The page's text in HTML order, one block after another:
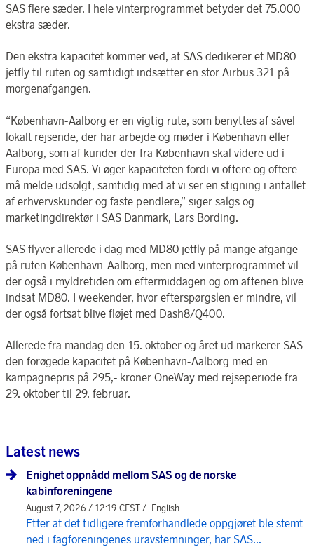
SAS flere sæder. I hele vinterprogrammet betyder det 75.000
ekstra sæder.
Den ekstra kapacitet kommer ved, at SAS dedikerer et MD80
jetfly til ruten og samtidigt indsætter en stor Airbus 321 på
morgenafgangen.
“København-Aalborg er en vigtig rute, som benyttes af såvel
lokalt rejsende, der har arbejde og møder i København eller
Aalborg, som af kunder der fra København skal videre ud i
Europa med SAS. Vi øger kapaciteten fordi vi oftere og oftere
må melde udsolgt, samtidig med at vi ser en stigning i antallet
af erhvervskunder og faste pendlere,” siger salgs og
marketingdirektør i SAS Danmark, Lars Bording.
SAS flyver allerede i dag med MD80 jetfly på mange afgange
på ruten København-Aalborg, men med vinterprogrammet vil
der også i myldretiden om eftermiddagen og om aftenen blive
indsat MD80. I weekender, hvor efterspørgslen er mindre, vil
der også fortsat blive fløjet med Dash8/Q400.
Allerede fra mandag den 15. oktober og året ud markerer SAS
den forøgede kapacitet på København-Aalborg med en
kampagnepris på 295,- kroner OneWay med rejseperiode fra
29. oktober til 29. februar.
Latest news
Enighet oppnådd mellom SAS og de norske
kabinforeningene
August 7, 2026 / 12:19 CEST / English
Etter at det tidligere fremforhandlede oppgjøret ble stemt
ned i fagforeningenes uravstemninger, har SAS...